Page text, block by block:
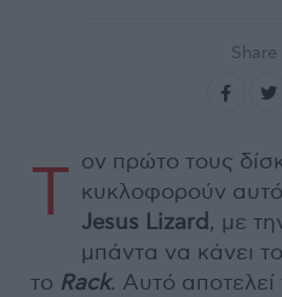
Share
Τ ον πρώτο τους
κυκλοφορούν
Jesus Lizard, με
μπάντα να κάνει
το Rack. Αυτό